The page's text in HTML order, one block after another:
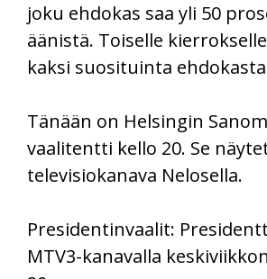
joku ehdokas saa yli 50
äänistä. Toiselle
kaksi suosituinta
Tänään on Helsingin
vaalitentti kello 20. Se
televisiokanava Nelosella.
Presidentinvaalit:
MTV3-kanavalla